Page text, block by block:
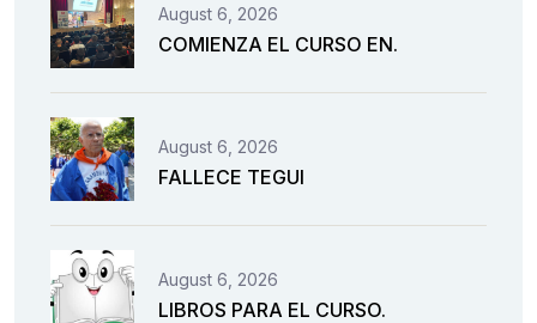
August 6, 2026
COMIENZA EL CURSO EN.
August 6, 2026
FALLECE TEGUI
August 6, 2026
LIBROS PARA EL CURSO.